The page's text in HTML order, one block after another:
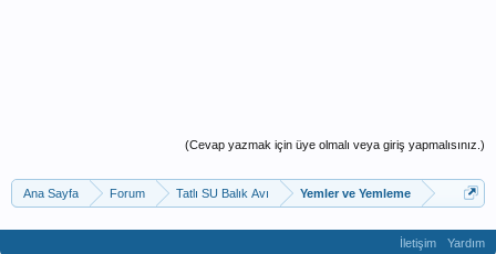
(Cevap yazmak için üye olmalı veya giriş yapmalısınız.)
Ana Sayfa Forum Tatlı SU Balık Avı Yemler ve Yemleme
İletişim Yardım